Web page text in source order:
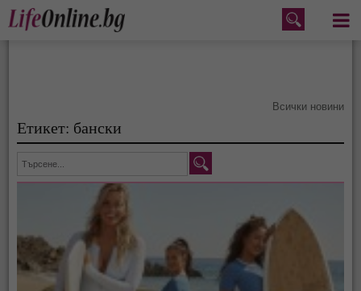
Меню
Всички новини
Етикет: бански